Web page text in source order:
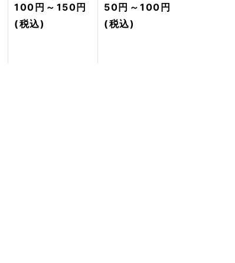
100円 ～ 150円
(税込)
50円 ～ 100円
(税込)